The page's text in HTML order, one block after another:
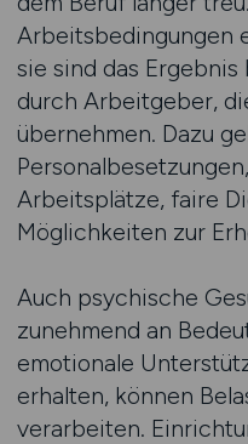
Arbeitsbedingungen
sie sind das
durch Arbeitgeber,
übernehmen. Dazu
Arbeitsplätze, faire
Möglichkeiten zur
Auch psychische
zunehmend an
emotionale
erhalten, können
verarbeiten.